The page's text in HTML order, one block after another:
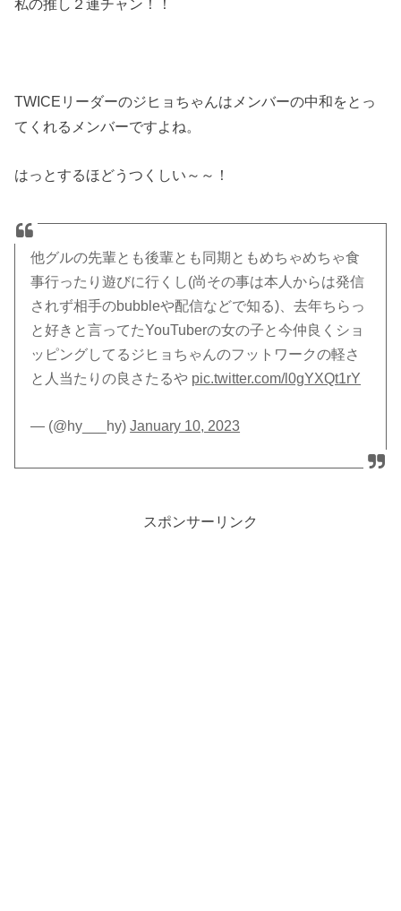
私の推し２連チャン！！
TWICEリーダーのジヒョちゃんはメンバーの中和をとっ
てくれるメンバーですよね。
はっとするほどうつくしい～～！
他グルの先輩とも後輩とも同期ともめちゃめちゃ食
事行ったり遊びに行くし(尚その事は本人からは発信
されず相手のbubbleや配信などで知る)、去年ちらっ
と好きと言ってたYouTuberの女の子と今仲良くショ
ッピングしてるジヒョちゃんのフットワークの軽さ
と人当たりの良さたるや pic.twitter.com/l0gYXQt1rY
— (@hy___hy)January 10, 2023
スポンサーリンク